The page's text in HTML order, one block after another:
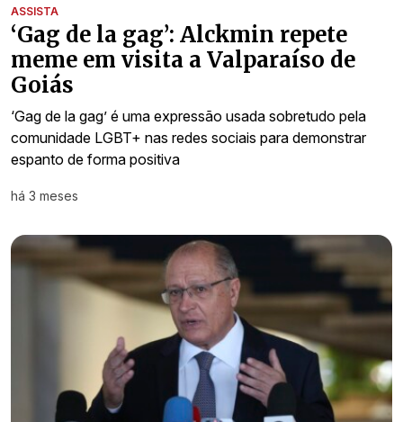
ASSISTA
‘Gag de la gag’: Alckmin repete
meme em visita a Valparaíso de
Goiás
‘Gag de la gag’ é uma expressão usada sobretudo pela
comunidade LGBT+ nas redes sociais para demonstrar
espanto de forma positiva
há 3 meses